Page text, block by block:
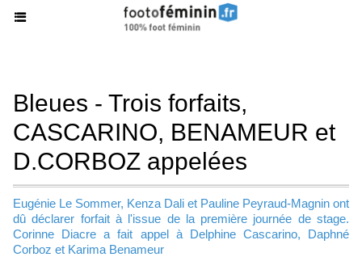
Bleues - Trois forfaits,
CASCARINO, BENAMEUR et
D.CORBOZ appelées
Eugénie Le Sommer, Kenza Dali et Pauline Peyraud-Magnin ont
dû déclarer forfait à l'issue de la première journée de stage.
Corinne Diacre a fait appel à Delphine Cascarino, Daphné
Corboz et Karima Benameur